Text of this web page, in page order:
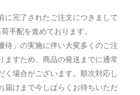
に完了されたご注文につきまして
手配を進めております。
待」の実施に伴い大変多くのご注
ますため、商品の発送までに通常
く場合がございます。順次対応し
届けまで今しばらくお待ちいただ